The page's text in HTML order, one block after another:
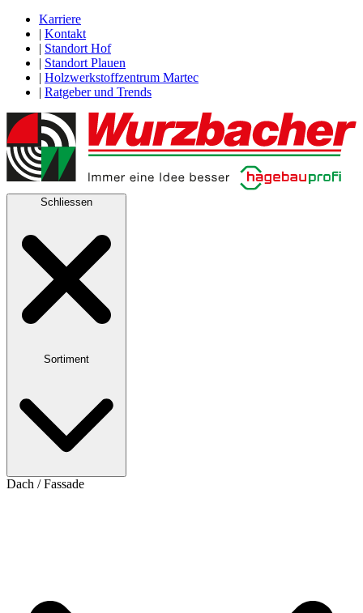
Karriere
| Kontakt
| Standort Hof
| Standort Plauen
| Holzwerkstoffzentrum Martec
| Ratgeber und Trends
Schliessen
Sortiment
Dach / Fassade